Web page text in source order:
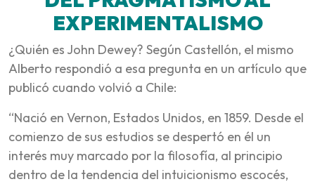
EXPERIMENTALISMO
¿Quién es John Dewey? Según Castellón, el mismo
Alberto respondió a esa pregunta en un artículo que
publicó cuando volvió a Chile:
“Nació en Vernon, Estados Unidos, en 1859. Desde el
comienzo de sus estudios se despertó en él un
interés muy marcado por la filosofía, al principio
dentro de la tendencia del intuicionismo escocés,